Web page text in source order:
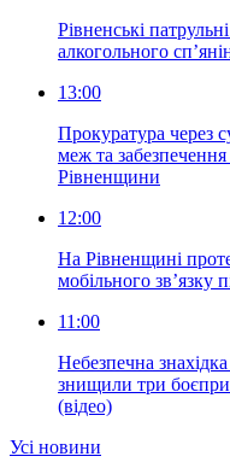
Рівненські
алкогольного
13:00
Прокуратура через
меж та
Рівненщини
12:00
На Рівненщині
мобільного зв’язку
11:00
Небезпечна
знищили три
(відео)
Усi новини